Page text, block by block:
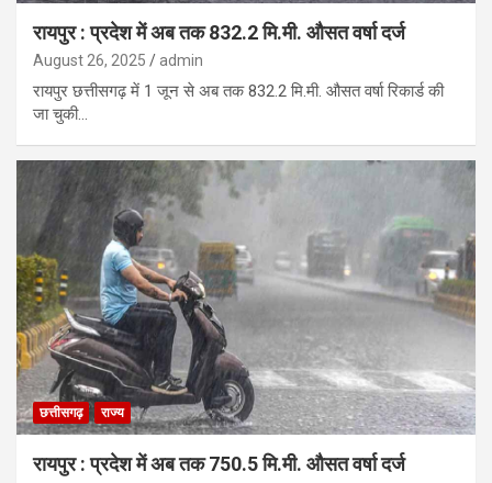
रायपुर : प्रदेश में अब तक 832.2 मि.मी. औसत वर्षा दर्ज
August 26, 2025 admin
रायपुर छत्तीसगढ़ में 1 जून से अब तक 832.2 मि.मी. औसत वर्षा रिकार्ड की
जा चुकी…
छत्तीसगढ़ राज्य
रायपुर : प्रदेश में अब तक 750.5 मि.मी. औसत वर्षा दर्ज